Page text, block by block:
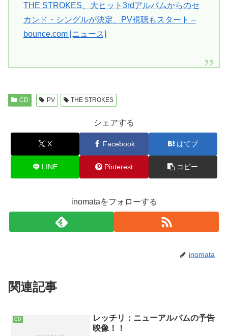
THE STROKES、大ヒット3rdアルバムからのセ
カンド・シングルが決定、PV視聴もスタート –
bounce.com [ニュース]
CD PV THE STROKES
シェアする
X Facebook はてブ
LINE Pinterest コピー
inomataをフォローする
inomata
関連記事
CD
レッチリ：ニューアルバムの予告
映像！！